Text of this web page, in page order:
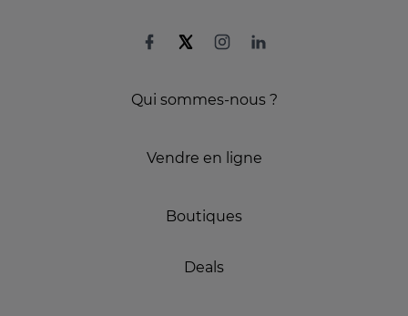
Qui sommes-nous ?
Vendre en ligne
Boutiques
Deals